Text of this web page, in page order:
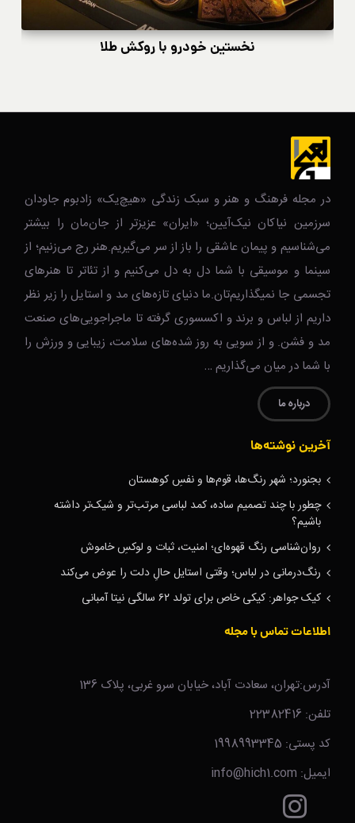
نخستین خودرو با روکش طلا
در مجله فرهنگ و هنر و سبک زندگی‌ «هیچ‌یک» زادبوم جاودان
سرزمین نیاکان نیک‌‌‌آیین؛ «ایران» عزیزتر از جان‌مان را بیشتر
می‌شناسیم و پیمان عاشقی را باز از سر می‌گیریم.هنر رج می‌زنیم؛ از
سینما و موسیقی با شما دل به دل می‌کنیم و از تئاتر تا هنرهای
تجسمی جا نمیگذاریم‌تان.ما دنیای تازه‌های مد و استایل را زیر نظر
داریم از لباس و برند و اکسسوری گرفته تا ماجراجویی‌های صنعت
مد و فشن. و از سویی به روز شده‌های سلامت، زیبایی و ورزش را
با شما در میان می‌گذاریم …
درباره ما
آخرین نوشته‌ها
بجنورد؛ شهر رنگ‌ها، قوم‌ها و نفسِ کوهستان
چطور با چند تصمیم ساده، کمد لباسی مرتب‌تر و شیک‌تر داشته
باشیم؟
روان‌شناسی رنگ قهوه‌ای؛ امنیت، ثبات و لوکسِ خاموش
رنگ‌درمانی در لباس؛ وقتی استایل حالِ دلت را عوض می‌کند
کیک جواهر: کیکی خاص برای تولد ۶۲ سالگی نیتا آمبانی
اطلاعات تماس با مجله
آدرس:تهران، سعادت آباد، خیابان سرو غربی، پلاک 136
تلفن: 22382416
کد پستی: 1998993345
ایمیل: info@hich1.com